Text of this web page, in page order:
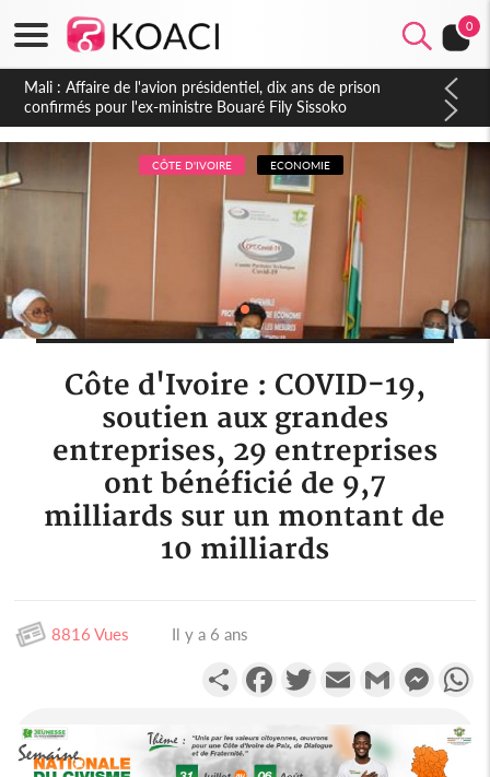
0
Nigeria : Le Togo et le Cameroun principaux acheteurs des
produits de la raffinerie Dangote en juillet
CÔTE D'IVOIRE ECONOMIE
Côte d'Ivoire : COVID-19,
soutien aux grandes
entreprises, 29 entreprises
ont bénéficié de 9,7
milliards sur un montant de
10 milliards
8816 Vues Il y a 6 ans
PartagerFacebookTwitterEmail Gmail